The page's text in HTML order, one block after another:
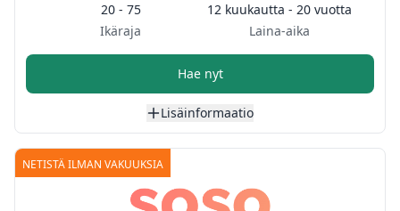
20 - 75
Ikäraja
12 kuukautta - 20 vuotta
Laina-aika
Hae nyt
Lisäinformaatio
NETISTÄ ILMAN VAKUUKSIA